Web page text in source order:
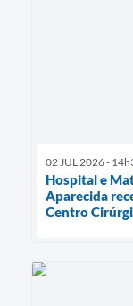
02 JUL 2026 -
Hospital e
Aparecida
Centro